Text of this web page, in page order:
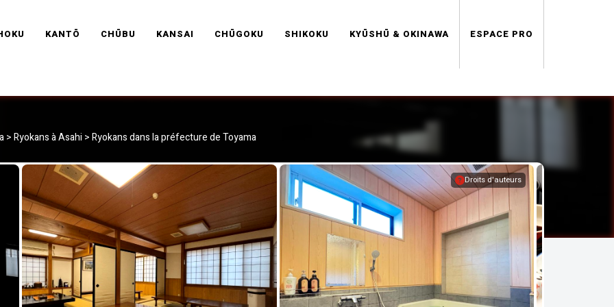
FRANCE
KANTŌ CHŪBU KANSAI CHŪGOKU SHIKOKU KYŪSHŪ & OKINAWA ESPACE PRO
>Ryokans à Asahi >Ryokans dans la préfecture de Toyama
Droits d'auteurs